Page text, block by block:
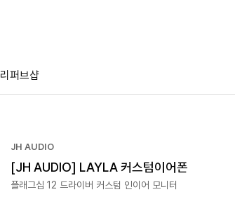
리퍼브샵
JH AUDIO
[JH AUDIO] LAYLA 커스텀이어폰
플래그십 12 드라이버 커스텀 인이어 모니터